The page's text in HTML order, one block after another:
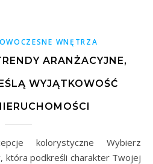
WNĘTRZA
ARANŻACYJNE,
WYJĄTKOWOŚĆ
która podkreśli charakter Twojej